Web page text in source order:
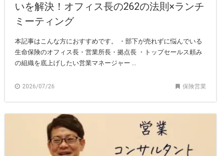
いを解決！オフィス長の262の法則×ランチ
ミーティング
本記事はこんな方におすすめです。 ・部下が売れずに悩んでいる
生命保険のオフィス長・営業所長・拠点長 ・トップセールス頼み
の組織を底上げしたい営業マネージャー ...
2026/07/26 保険営業